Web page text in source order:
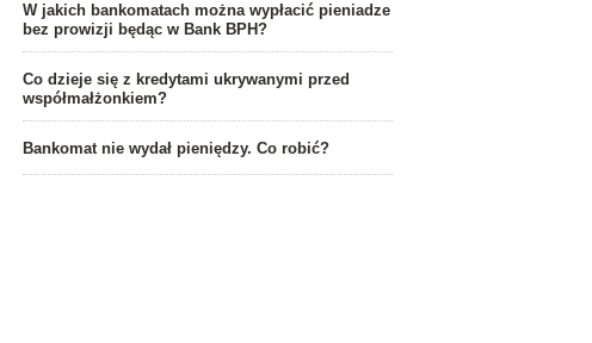
W jakich bankomatach można wypłacić pieniadze
bez prowizji będąc w Bank BPH?
Co dzieje się z kredytami ukrywanymi przed
współmałżonkiem?
Bankomat nie wydał pieniędzy. Co robić?